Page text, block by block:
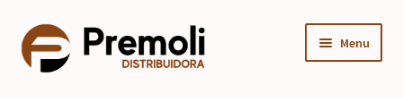
Pular
para
navegação
Pular
para
Menu